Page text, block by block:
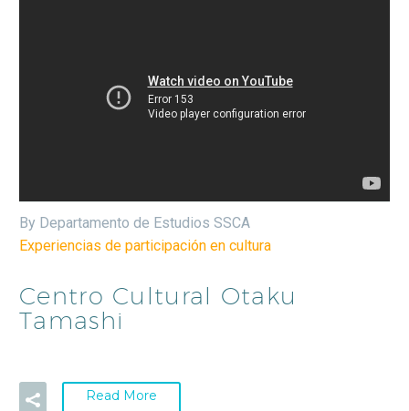
By Departamento de Estudios SSCA
Experiencias de participación en cultura
Centro Cultural Otaku
Tamashi
Read More